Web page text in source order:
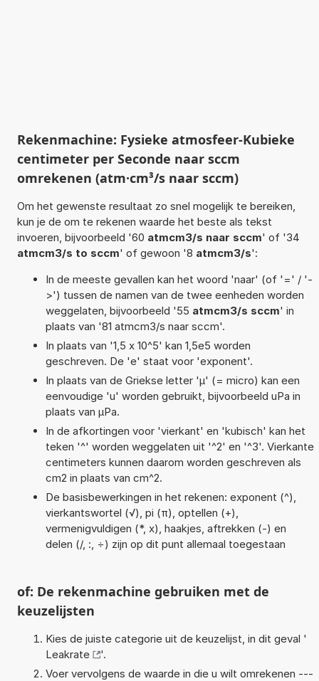
Rekenmachine: Fysieke atmosfeer-Kubieke
centimeter per Seconde naar sccm
omrekenen (atm·cm³/s naar sccm)
Om het gewenste resultaat zo snel mogelijk te bereiken,
kun je de om te rekenen waarde het beste als tekst
invoeren, bijvoorbeeld '60 atmcm3/s naar sccm' of '34
atmcm3/s to sccm' of gewoon '8 atmcm3/s':
In de meeste gevallen kan het woord 'naar' (of '=' / '-
>') tussen de namen van de twee eenheden worden
weggelaten, bijvoorbeeld '55 atmcm3/s sccm' in
plaats van '81 atmcm3/s naar sccm'.
In plaats van '1,5 x 10^5' kan 1,5e5 worden
geschreven. De 'e' staat voor 'exponent'.
In plaats van de Griekse letter 'µ' (= micro) kan een
eenvoudige 'u' worden gebruikt, bijvoorbeeld uPa in
plaats van µPa.
In de afkortingen voor 'vierkant' en 'kubisch' kan het
teken '^' worden weggelaten uit '^2' en '^3'. Vierkante
centimeters kunnen daarom worden geschreven als
cm2 in plaats van cm^2.
De basisbewerkingen in het rekenen: exponent (^),
vierkantswortel (√), pi (π), optellen (+),
vermenigvuldigen (*, x), haakjes, aftrekken (-) en
delen (/, :, ÷) zijn op dit punt allemaal toegestaan
of: De rekenmachine gebruiken met de
keuzelijsten
Kies de juiste categorie uit de keuzelijst, in dit geval '
Leakrate
'.
Voer vervolgens de waarde in die u wilt omrekenen ---